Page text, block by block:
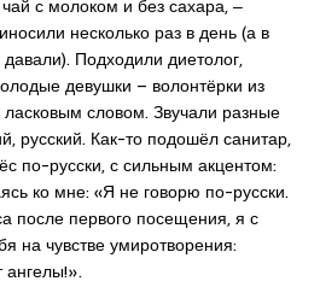
с молоком и без сахара, ‒
несколько раз в день (а в
Подходили диетолог,
девушки – волонтёрки из
словом. Звучали разные
русский. Как-то подошёл санитар,
по-русски, с сильным акцентом:
ко мне: «Я не говорю по-русски.
после первого посещения, я с
на чувстве умиротворения:
ангелы!».